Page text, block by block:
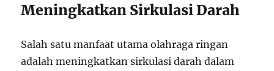
Meningkatkan Sirkulasi Darah
Salah satu manfaat utama olahraga ringan
adalah meningkatkan sirkulasi darah dalam